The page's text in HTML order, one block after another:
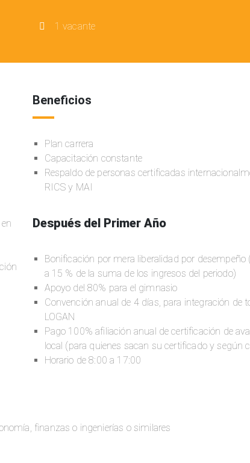
1 vacante
Beneficios
Plan carrera
Capacitación constante
Respaldo de personas certificadas
RICS y MAI
Después del Primer Año
Bonificación por mera liberalidad por desempeño
a 15 % de la suma de los ingresos del periodo)
Apoyo del 80% para el gimnasio
Convención anual de 4 días, para integración de
LOGAN
Pago 100% afiliación anual de certificación de
local (para quienes sacan su certificado y según
Horario de 8:00 a 17:00
finanzas o ingenierías o similares